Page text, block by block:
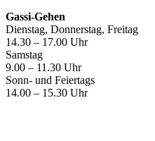
Gassi-Gehen
Dienstag, Donnerstag, Freitag
14.30 – 17.00 Uhr
Samstag
9.00 – 11.30 Uhr
Sonn- und Feiertags
14.00 – 15.30 Uhr